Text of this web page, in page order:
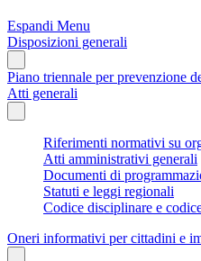
Espandi Menu
Disposizioni generali
Piano triennale per prevenzione
Atti generali
Riferimenti normativi su
Atti amministrativi generali
Documenti di
Statuti e leggi regionali
Codice disciplinare e
Oneri informativi per cittadini e